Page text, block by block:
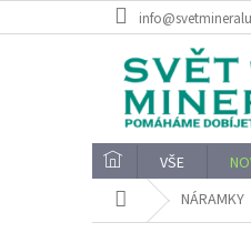
na
VŠE
Domů NÁRAMKY